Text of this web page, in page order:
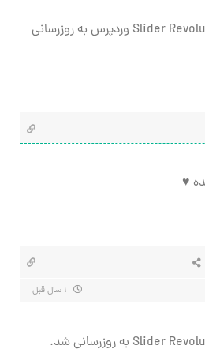
افزونه ایجاد اسلایدر Slider Revolution وردپرس به روزرسانی